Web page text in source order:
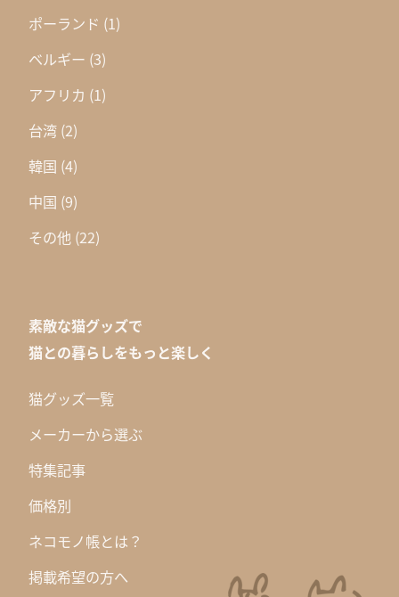
ポーランド (1)
ベルギー (3)
アフリカ (1)
台湾 (2)
韓国 (4)
中国 (9)
その他 (22)
素敵な猫グッズで
猫との暮らしをもっと楽しく
猫グッズ一覧
メーカーから選ぶ
特集記事
価格別
ネコモノ帳とは？
掲載希望の方へ